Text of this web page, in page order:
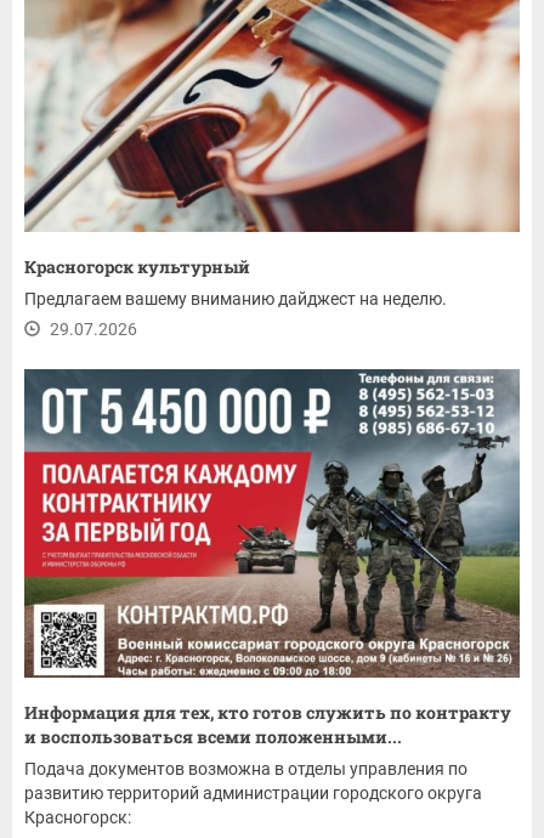
Красногорск культурный
Предлагаем вашему вниманию дайджест на неделю.
29.07.2026
Информация для тех, кто готов служить по контракту
и воспользоваться всеми положенными...
Подача документов возможна в отделы управления по
развитию территорий администрации городского округа
Красногорск: